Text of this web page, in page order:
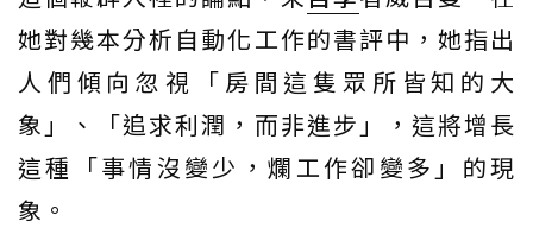
她對幾本分析自動化工作的書評中，她指出
人們傾向忽視「房間這隻眾所皆知的大
象」、「追求利潤，而非進步」，這將增長
這種「事情沒變少，爛工作卻變多」的現
象。